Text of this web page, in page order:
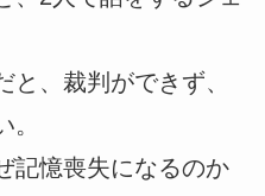
と、裁判ができず、
記憶喪失になるのか